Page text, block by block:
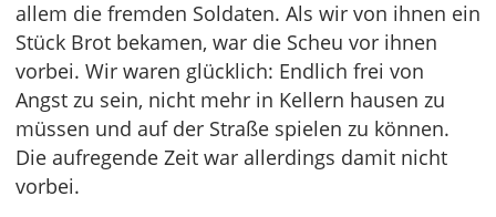
allem die fremden Soldaten. Als wir von ihnen ein
Stück Brot bekamen, war die Scheu vor ihnen
vorbei. Wir waren glücklich: Endlich frei von
Angst zu sein, nicht mehr in Kellern hausen zu
müssen und auf der Straße spielen zu können.
Die aufregende Zeit war allerdings damit nicht
vorbei.